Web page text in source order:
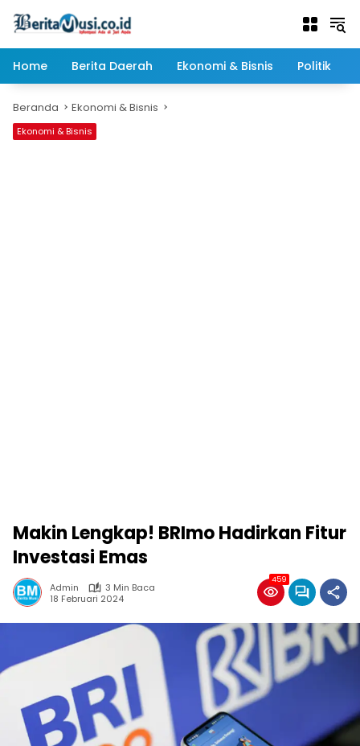
Home
Berita Daerah Ekonomi & Bisnis Politik
Beranda Ekonomi & Bisnis
Ekonomi & Bisnis
Makin Lengkap! BRImo Hadirkan Fitur
Investasi Emas
Admin
3 Min Baca
18 Februari 2024
459